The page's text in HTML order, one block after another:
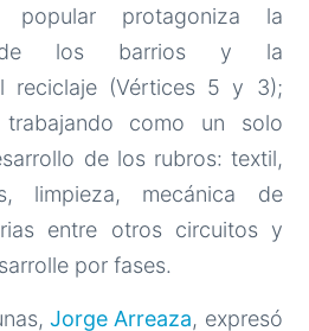
protagoniza la
de los barrios y la
reciclaje (Vértices 5 y 3);
trabajando como un solo
de los rubros: textil,
limpieza, mecánica de
entre otros circuitos y
por fases.
Jorge Arreaza, expresó